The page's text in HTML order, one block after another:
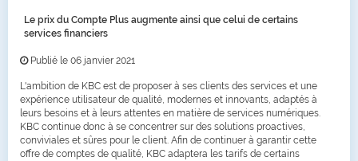
Le prix du Compte Plus augmente ainsi que celui de certains
services financiers
Publié le 06 janvier 2021
L'ambition de KBC est de proposer à ses clients des services et une
expérience utilisateur de qualité, modernes et innovants, adaptés à
leurs besoins et à leurs attentes en matière de services numériques.
KBC continue donc à se concentrer sur des solutions proactives,
conviviales et sûres pour le client. Afin de continuer à garantir cette
offre de comptes de qualité, KBC adaptera les tarifs de certains